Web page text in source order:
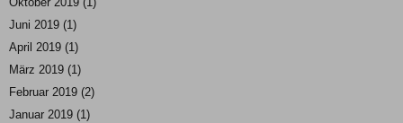
Juni 2019 (1)
April 2019 (1)
März 2019 (1)
Februar 2019 (2)
Januar 2019 (1)